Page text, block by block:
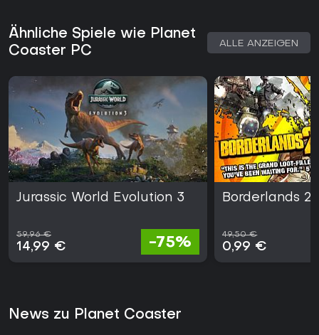
Ähnliche Spiele wie Planet
Coaster PC
ALLE ANZEIGEN
Jurassic World Evolution 3
59,96 €
14,99 € -75%
Borderlands 2
49,50 €
0,99 €
News zu Planet Coaster